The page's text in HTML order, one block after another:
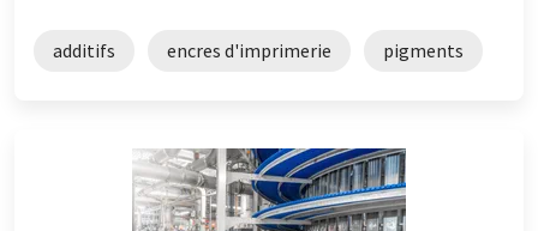
additifs encres d'imprimerie pigments